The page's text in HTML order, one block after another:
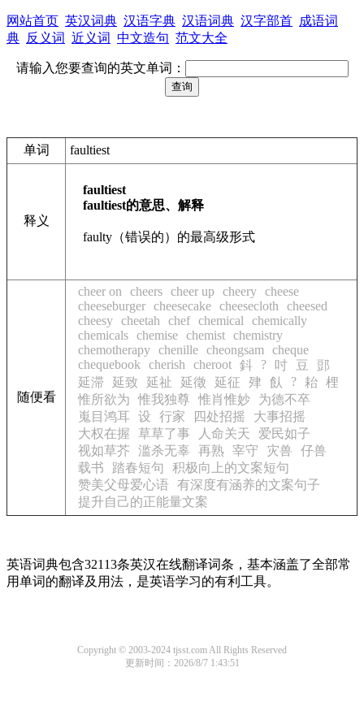
网站首页 英汉词典 汉语字典 汉语词典 汉字部首 成语词
典 反义词 近义词 中文造句 范文大全
请输入您要查询的英文单词：
单词 faultiest
释义
faultiest
faultiest的意思、解释
faulty（错误的）的最高级形式
随便看
cheer on cheers cheer up cheery cheese
cheeseburger cheesecake cheesecloth
cheesed
cheesy cheetah chef chemical
chemically
chemicals chemise chemist chemistry
chemotherapy chenille cheongsam
cheque
chequebook
cherish cheroot 鈄 ? 吋 豆
郖
延滞
延致 延祉 延徵 延征 肂 飤 ? 耛 梩
惟所欲为
惟我独尊 惟肖惟妙
为德不卒
嵬目鸿耳
设 行家 四处招摇
大事招摇
大权在握
草草了事 人命关天
爱民如子
视如草芥
滥杀无辜 再熟 宰守 灾兽
仔兽
载书
踏春短句
积极向上的文案短句
赞美父母爱心语
有深度有涵养的文案句子
提升自己的正能量文案
英语词典包含32113条英汉在线翻译词条，基本涵盖了全部常
用单词的翻译及用法，是英语学习的有利工具。
Copyright © 2003-2024 tjsst.com All Rights Reserved
更新时间：2026/8/7 1:43:51